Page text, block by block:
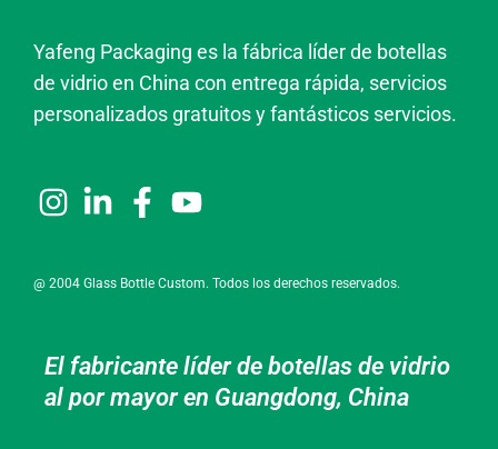
Yafeng Packaging es la fábrica líder de botellas
de vidrio en China con entrega rápida, servicios
personalizados gratuitos y fantásticos servicios.
@ 2004 Glass Bottle Custom. Todos los derechos reservados.
El fabricante líder de botellas de vidrio
al por mayor en Guangdong, China